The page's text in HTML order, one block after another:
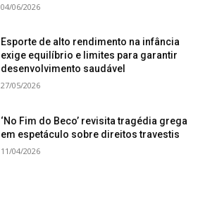
04/06/2026
Esporte de alto rendimento na infância
exige equilíbrio e limites para garantir
desenvolvimento saudável
27/05/2026
‘No Fim do Beco’ revisita tragédia grega
em espetáculo sobre direitos travestis
11/04/2026